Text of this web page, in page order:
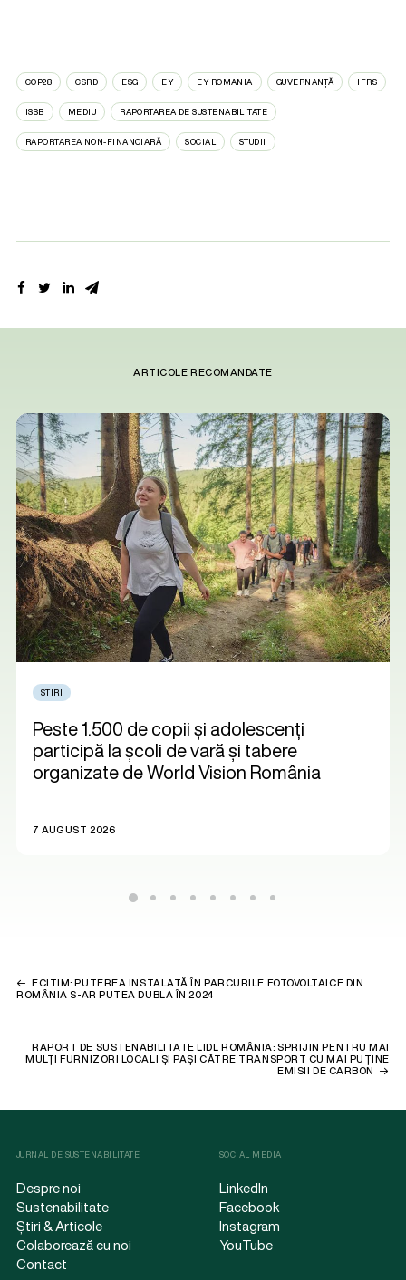
COP28 CSRD ESG EY EY ROMANIA GUVERNANȚĂ IFRS
ISSB MEDIU RAPORTAREA DE SUSTENABILITATE
RAPORTAREA NON-FINANCIARĂ SOCIAL STUDII
ARTICOLE RECOMANDATE
ȘTIRI
Peste 1.500 de copii și adolescenți
participă la școli de vară și tabere
organizate de World Vision România
7 AUGUST 2026
ECITIM: PUTEREA INSTALATĂ ÎN PARCURILE FOTOVOLTAICE DIN
ROMÂNIA S-AR PUTEA DUBLA ÎN 2024
RAPORT DE SUSTENABILITATE LIDL ROMÂNIA: SPRIJIN PENTRU MAI
MULȚI FURNIZORI LOCALI ȘI PAȘI CĂTRE TRANSPORT CU MAI PUȚINE
EMISII DE CARBON
JURNAL DE SUSTENABILITATE
Despre noi
Sustenabilitate
Știri & Articole
Colaborează cu noi
Contact
SOCIAL MEDIA
LinkedIn
Facebook
Instagram
YouTube